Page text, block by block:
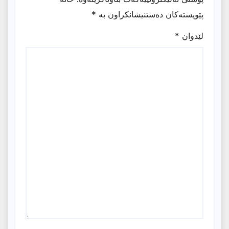
پێویستەکان دەستنیشانکراون بە *
لێدوان *